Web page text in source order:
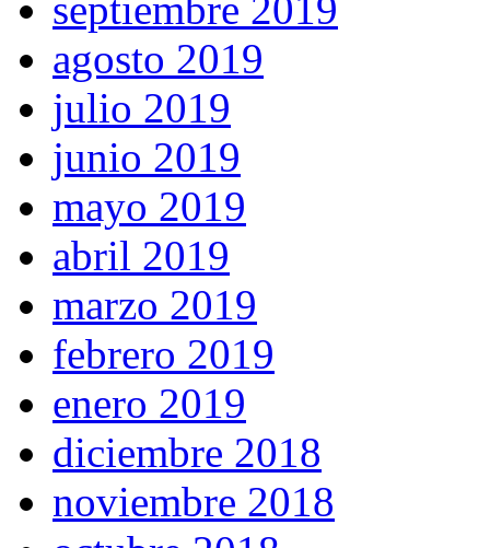
agosto 2019
julio 2019
junio 2019
mayo 2019
abril 2019
marzo 2019
febrero 2019
enero 2019
diciembre 2018
noviembre 2018